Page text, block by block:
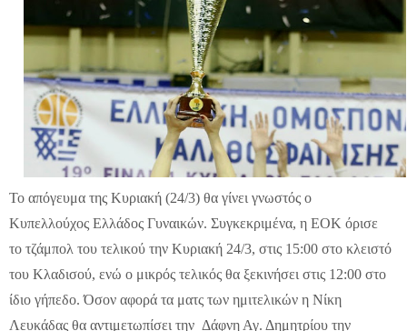
Το απόγευμα της Κυριακή (24/3) θα γίνει γνωστός ο
Κυπελλούχος Ελλάδος Γυναικών. Συγκεκριμένα, η ΕΟΚ όρισε
το τζάμπολ του τελικού την Κυριακή 24/3, στις 15:00 στο κλειστό
του Κλαδισού, ενώ ο μικρός τελικός θα ξεκινήσει στις 12:00 στο
ίδιο γήπεδο. Όσον αφορά τα ματς των ημιτελικών η Νίκη
Λευκάδας θα αντιμετωπίσει την Δάφνη Αγ. Δημητρίου την